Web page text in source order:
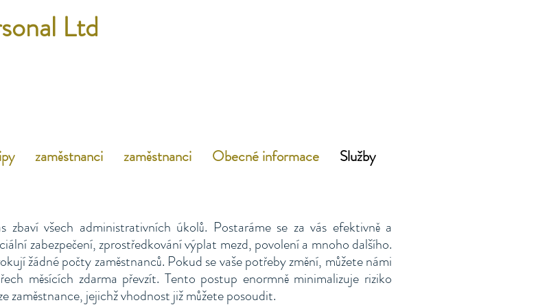
Ltd
zaměstnanci zaměstnanci Obecné informace Služby
všech administrativních úkolů. Postaráme se za vás efektivně a
zabezpečení, zprostředkování výplat mezd, povolení a mnoho dalšího.
žádné počty zaměstnanců. Pokud se vaše potřeby změní, můžete námi
měsících zdarma převzít. Tento postup enormně minimalizuje riziko
zaměstnance, jejichž vhodnost již můžete posoudit.